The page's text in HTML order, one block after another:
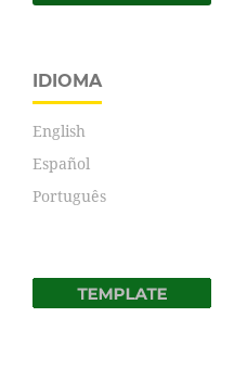
IDIOMA
English
Español
Português